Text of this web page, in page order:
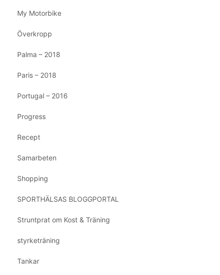
My Motorbike
Överkropp
Palma – 2018
Paris – 2018
Portugal – 2016
Progress
Recept
Samarbeten
Shopping
SPORTHÄLSAS BLOGGPORTAL
Struntprat om Kost & Träning
styrketräning
Tankar